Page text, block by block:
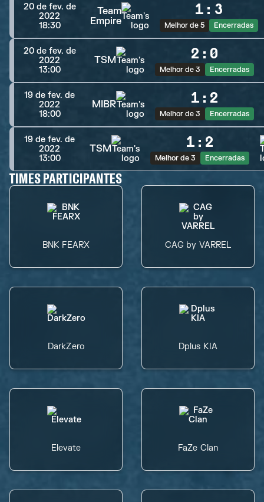
20 de fev. de
2022
18:30
Team
Empire
1 : 3
Melhor de 5 Encerradas
20 de fev. de
2022
13:00
TSM 2 : 0
Melhor de 3 Encerradas
19 de fev. de
2022
18:00
MIBR 1 : 2
Melhor de 3 Encerradas
19 de fev. de
2022
13:00
TSM 1 : 2
Melhor de 3 Encerradas
TIMES PARTICIPANTES
BNK FEARX CAG by VARREL
DarkZero Dplus KIA
Elevate FaZe Clan